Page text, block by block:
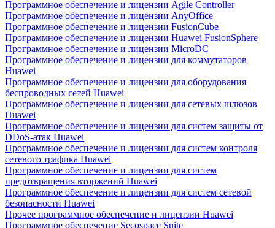
Программное обеспечение и лицензии Agile Controller
Программное обеспечение и лицензии AnyOffice
Программное обеспечение и лицензии FusionCube
Программное обеспечение и лицензии Huawei FusionSphere
Программное обеспечение и лицензии MicroDC
Программное обеспечение и лицензии для коммутаторов
Huawei
Программное обеспечение и лицензии для оборудования
беспроводных сетей Huawei
Программное обеспечение и лицензии для сетевых шлюзов
Huawei
Программное обеспечение и лицензии для систем защиты от
DDoS-атак Huawei
Программное обеспечение и лицензии для систем контроля
сетевого трафика Huawei
Программное обеспечение и лицензии для систем
предотвращения вторжений Huawei
Программное обеспечение и лицензии для систем сетевой
безопасности Huawei
Прочее программное обеспечение и лицензии Huawei
Программное обеспечение Secospace Suite